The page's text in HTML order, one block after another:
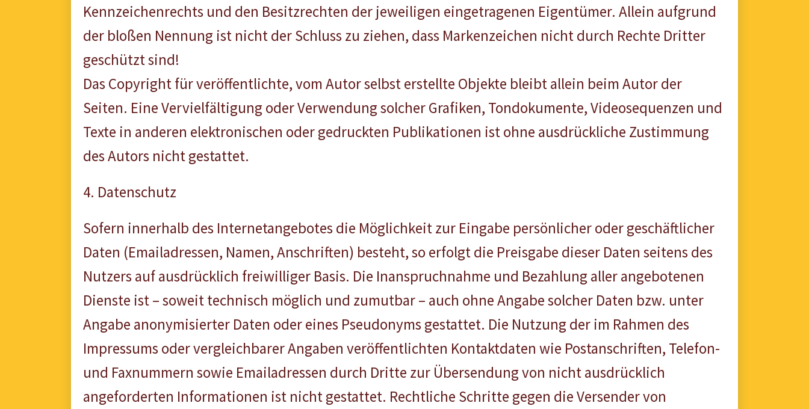
Kennzeichenrechts und den Besitzrechten der jeweiligen eingetragenen Eigentümer. Allein aufgrund
der bloßen Nennung ist nicht der Schluss zu ziehen, dass Markenzeichen nicht durch Rechte Dritter
geschützt sind!
Das Copyright für veröffentlichte, vom Autor selbst erstellte Objekte bleibt allein beim Autor der
Seiten. Eine Vervielfältigung oder Verwendung solcher Grafiken, Tondokumente, Videosequenzen und
Texte in anderen elektronischen oder gedruckten Publikationen ist ohne ausdrückliche Zustimmung
des Autors nicht gestattet.
4. Datenschutz
Sofern innerhalb des Internetangebotes die Möglichkeit zur Eingabe persönlicher oder geschäftlicher
Daten (Emailadressen, Namen, Anschriften) besteht, so erfolgt die Preisgabe dieser Daten seitens des
Nutzers auf ausdrücklich freiwilliger Basis. Die Inanspruchnahme und Bezahlung aller angebotenen
Dienste ist – soweit technisch möglich und zumutbar – auch ohne Angabe solcher Daten bzw. unter
Angabe anonymisierter Daten oder eines Pseudonyms gestattet. Die Nutzung der im Rahmen des
Impressums oder vergleichbarer Angaben veröffentlichten Kontaktdaten wie Postanschriften, Telefon-
und Faxnummern sowie Emailadressen durch Dritte zur Übersendung von nicht ausdrücklich
angeforderten Informationen ist nicht gestattet. Rechtliche Schritte gegen die Versender von